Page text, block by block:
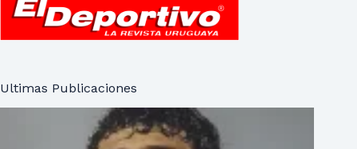
Ultimas Publicaciones